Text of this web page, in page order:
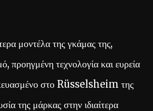
μοντέλα της γκάμας της,
προηγμένη τεχνολογία και ευρεία
στο Rüsselsheim της
της μάρκας στην ιδιαίτερα